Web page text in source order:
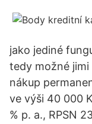
jako jediné
tedy možné
nákup
ve výši 40 000
% p. a., RPSN